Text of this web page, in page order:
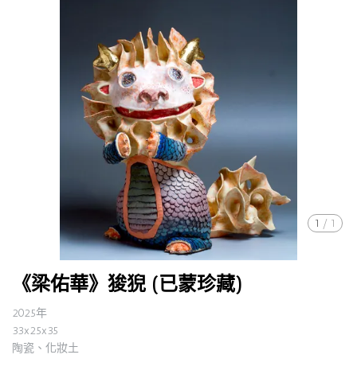
1 / 1
《梁佑華》狻猊 (已蒙珍藏)
2025年
33x25x35
陶瓷、化妝土